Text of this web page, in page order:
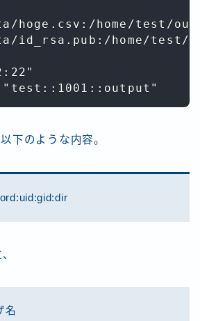
home/test/
home/test/
下のような内容。
名